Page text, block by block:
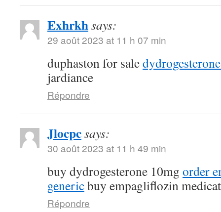
Exhrkhsays:
29 août 2023 at 11 h 07 min
duphaston for sale
jardiance
Répondre
Jlocpcsays:
30 août 2023 at 11 h 49 min
buy dydrogesterone 10mg order
genericbuy empagliflozin
Répondre